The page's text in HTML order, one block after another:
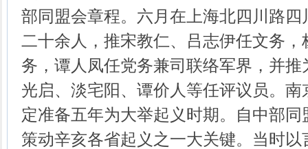
部同盟会章程。六月在上海北四川路
二十余人，推宋教仁、吕志伊任文务
务，谭人凤任党务兼司联络军界，并
光启、淡宅阳、谭价人等任评议员。
定准备五年为大举起义时期。自中部
策动辛亥各省起义之一大关键。当时